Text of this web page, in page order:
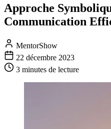
Approche
Communication
MentorShow
22 décembre 2023
3 minutes de lecture